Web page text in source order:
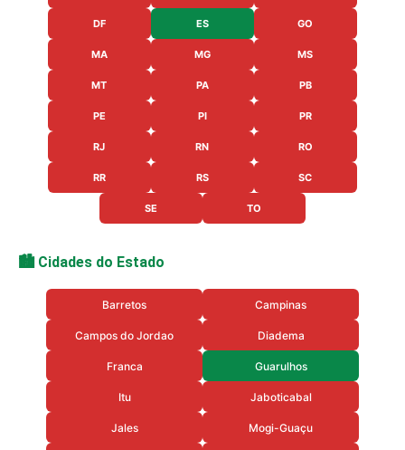
DF ES GO
MA MG MS
MT PA PB
PE PI PR
RJ RN RO
RR RS SC
SE TO
🏙️ Cidades do Estado
Barretos Campinas
Campos do Jordao Diadema
Franca Guarulhos
Itu Jaboticabal
Jales Mogi-Guaçu